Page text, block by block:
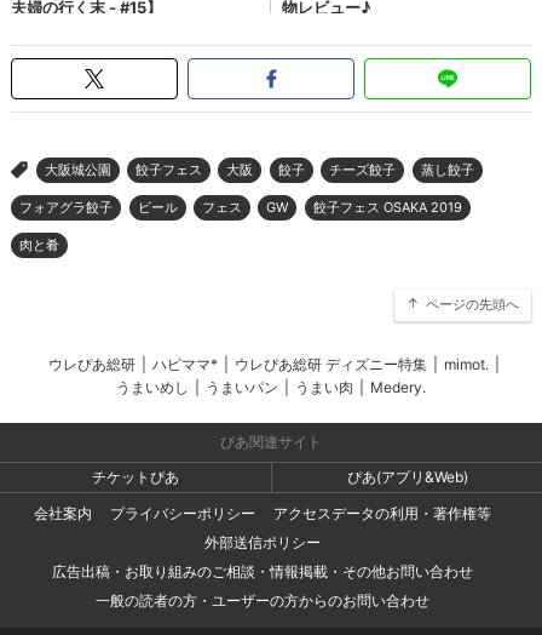
> 大阪城公園 餃子フェス 大阪 餃子 チーズ餃子 蒸し餃子
フォアグラ餃子 ビール フェス GW 餃子フェス OSAKA 2019
肉と肴
ページの先頭へ
ウレぴあ総研 ハピママ* ウレぴあ総研 ディズニー特集 mimot.
うまいめし
うまいパン うまい肉 Medery.
ぴあ関連サイト
チケットぴあ
ぴあ(アプリ&Web)
会社案内
プライバシーポリシー
アクセスデータの利用・著作権等
外部送信ポリシー
広告出稿・お取り組みのご相談・情報掲載・その他お問い合わせ
一般の読者の方・ユーザーの方からのお問い合わせ